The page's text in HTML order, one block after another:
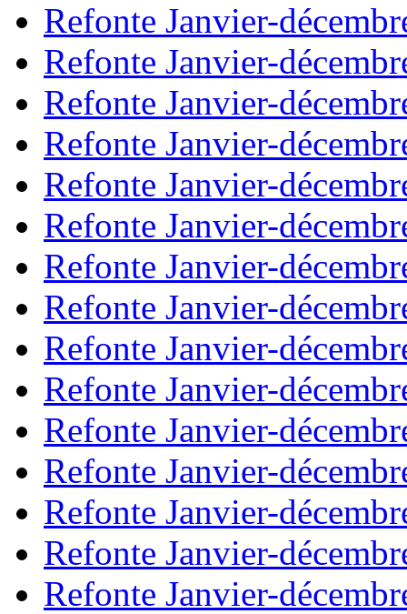
Refonte Janvier-
Refonte Janvier-
Refonte Janvier-
Refonte Janvier-
Refonte Janvier-
Refonte Janvier-
Refonte Janvier-
Refonte Janvier-
Refonte Janvier-
Refonte Janvier-
Refonte Janvier-
Refonte Janvier-
Refonte Janvier-
Refonte Janvier-
Refonte Janvier-